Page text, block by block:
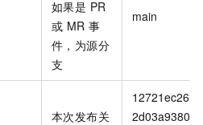
如果是 PR
或 MR 事
件，为源分
支
main
本次发布关
12721ec26
2d03a9380